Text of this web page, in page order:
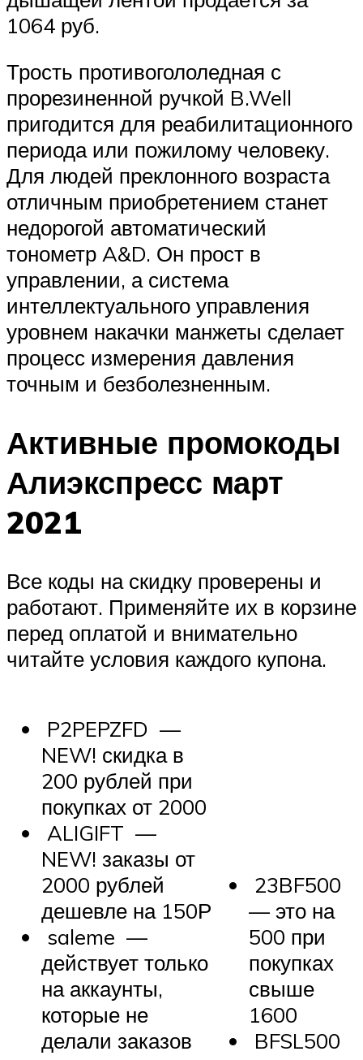
1064 руб.
Трость противогололедная с
прорезиненной ручкой B.Well
пригодится для реабилитационного
периода или пожилому человеку.
Для людей преклонного возраста
отличным приобретением станет
недорогой автоматический
тонометр A&D. Он прост в
управлении, а система
интеллектуального управления
уровнем накачки манжеты сделает
процесс измерения давления
точным и безболезненным.
Активные промокоды
Алиэкспресс март
2021
Все коды на скидку проверены и
работают. Применяйте их в корзине
перед оплатой и внимательно
читайте условия каждого купона.
P2PEPZFD —
NEW! скидка в
200 рублей при
покупках от 2000
ALIGIFT —
NEW! заказы от
2000 рублей
дешевле на 150Р
saleme —
действует только
на аккаунты,
которые не
делали заказов
23BF500
— это на
500 при
покупках
свыше
1600
BFSL500